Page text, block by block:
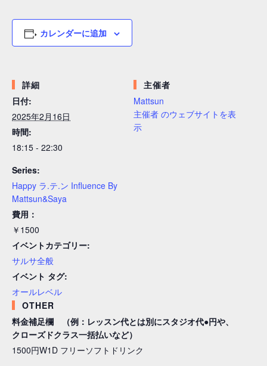
カレンダーに追加
詳細
日付:
2025年2月16日
時間:
18:15 - 22:30
Series:
Happy ラ.テ.ン Influence By
Mattsun&Saya
費用：
￥1500
イベントカテゴリー:
サルサ全般
イベント タグ:
オールレベル
主催者
Mattsun
主催者 のウェブサイトを表
示
OTHER
料金補足欄 （例：レッスン代とは別にスタジオ代●円や、
クローズドクラス一括払いなど）
1500円W1D フリーソフトドリンク